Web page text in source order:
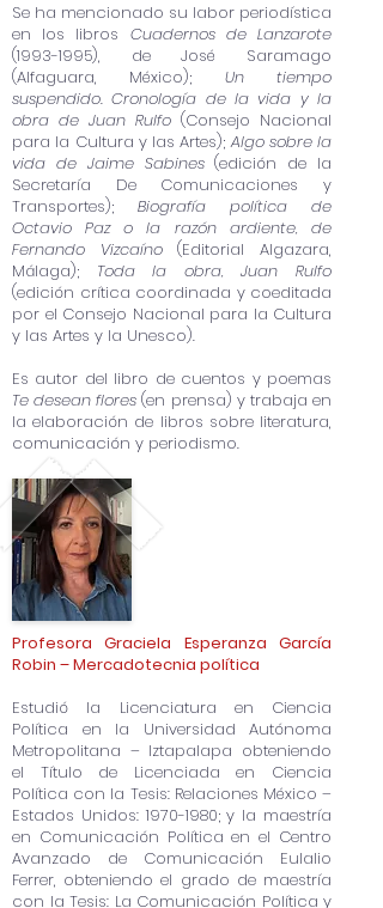
Se ha mencionado su labor periodística
en los libros Cuadernos de Lanzarote
(1993-1995), de José Saramago
(Alfaguara, México); Un tiempo
suspendido. Cronología de la vida y la
obra de Juan Rulfo (Consejo Nacional
para la Cultura y las Artes);Algo sobre la
vida de Jaime Sabines(edición de la
Secretaría De Comunicaciones y
Transportes); Biografía política de
Octavio Paz o la razón ardiente, de
Fernando Vizcaíno(Editorial Algazara,
Málaga); Toda la obra, Juan Rulfo
(edición crítica coordinada y coeditada
por el Consejo Nacional para la Cultura
y las Artes y la Unesco).
Es autor del libro de cuentos y poemas
Te desean flores (en prensa) y trabaja en
la elaboración de libros sobre literatura,
comunicación y periodismo.
Profesora Graciela Esperanza García
Robin – Mercadotecnia política
Estudió la Licenciatura en Ciencia
Política en la Universidad Autónoma
Metropolitana – Iztapalapa obteniendo
el Título de Licenciada en Ciencia
Política con la Tesis: Relaciones México –
Estados Unidos: 1970-1980; y la maestría
en Comunicación Política en el Centro
Avanzado de Comunicación Eulalio
Ferrer, obteniendo el grado de maestría
con la Tesis: La Comunicación Política y